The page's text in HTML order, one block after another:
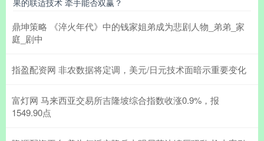
果的联适技术 牵手能否双赢？
鼎坤策略 《淬火年代》中的钱家姐弟成为悲剧人物_弟弟_家
庭_剧中
指盈配资网 非农数据将定调，美元/日元技术面暗示重要变化
富灯网 马来西亚交易所吉隆坡综合指数收涨0.9%，报
1549.90点